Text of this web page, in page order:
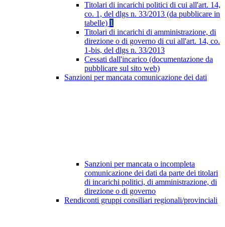
Titolari di incarichi politici di cui all'art. 14,
co. 1, del dlgs n. 33/2013 (da pubblicare in
tabelle) 1
Titolari di incarichi di amministrazione, di
direzione o di governo di cui all'art. 14, co.
1-bis, del dlgs n. 33/2013
Cessati dall'incarico (documentazione da
pubblicare sul sito web)
Sanzioni per mancata comunicazione dei dati
Sanzioni per mancata o incompleta
comunicazione dei dati da parte dei titolari
di incarichi politici, di amministrazione, di
direzione o di governo
Rendiconti gruppi consiliari regionali/provinciali